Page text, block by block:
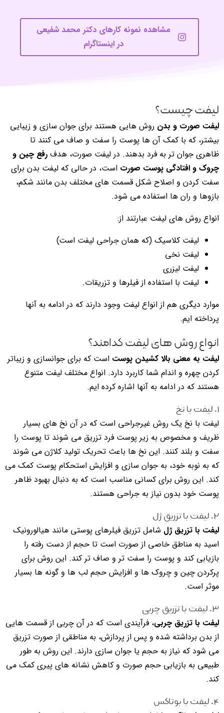
مشاهده نمونه کارهای دکتر محمد شفیعی
در اینستاگرام
لیفت چیست؟
لیفت صورت و بدن روش هایی هستند برای جوان سازی و زیبایی
بیشتر، که با کمک آن ها پوست را سفت و صاف می کنند تا
ظاهری جوان تر به فرد بدهند. در لیفت صورت، هدف رفع چین و
چروک و افتادگی پوست صورت است، در حالی که لیفت بدن برای
سفت کردن و اصلاح شکل قسمت های مختلف بدن مانند شکم،
بازوها و ران ها استفاده می شود.
انواع روش های لیفت عبارتند از:
لیفت کلاسیک (که همان جراحی لیفت است)
لیفت نخی
لیفت لیزری
لیفت با استفاده از فیلرها و تزریقات.
موارد دیگری هم از انواع لیفت وجود دارند که در ادامه به آنها
پرداخته ایم.
انواع روش های لیفت کدامند؟
لیفت به معنی بالا کشیدن پوست است که برای جوانسازی و زیباتر
کردن چهره و اندام شما کاربرد دارد. انواع مختلف لیفت متنوع
هستند که در ادامه به آنها اشاره کرده ایم.
۱. لیفت با نخ
لیفت با نخ یک روش غیرجراحی است که در آن نخ های بسیار
ظریف و مخصوص به زیر پوست فرد تزریق می شوند تا پوست را
سفت و بلند کنند. این نخ ها باعث تحریک تولید کلاژن می شوند
که به نوبه خود، به جوان سازی و افزایش استحکام پوست کمک می
کند. این روش برای کسانی مناسب است که به دنبال بهبود ظاهر
پوست خود بدون نیاز به جراحی هستند.
۲. لیفت با تزریق ژل
لیفت با تزریق ژل شامل تزریق فیلرهای پوستی مانند هیالورونیک
اسید به مناطق خاصی از صورت است تا حجم از دست رفته را
بازیابی کند و پوست را سفت تر و صاف تر کند. این روش برای
پرکردن چین و چروک ها و افزایش حجم لب ها و گونه ها بسیار
موثر است.
۳. لیفت با تزریق چربی
لیفت با تزریق چربی، فرآیندی است که در آن چربی از قسمت هایی
از بدن برداشته شده و پس از پردازش، به مناطقی از صورت تزریق
می شود که نیاز به حجم یا جوان سازی دارند. این روش به طور
طبیعی به بازیابی حجم صورت و کاهش نشانه های پیری کمک می
کند.
۴. لیفت با بوتاکس